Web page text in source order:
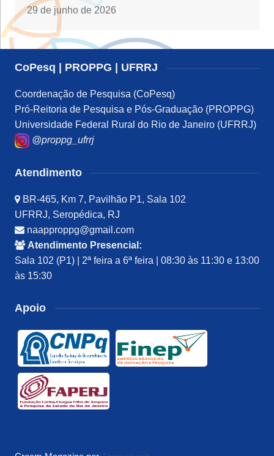
29 de junho de 2026
CoPesq | PROPPG | UFRRJ
Coordenação de Pesquisa (CoPesq)
Pró-Reitoria de Pesquisa e Pós-Graduação (PROPPG)
Universidade Federal Rural do Rio de Janeiro (UFRRJ)
@proppg_ufrrj
Atendimento
BR-465, Km 7, Pavilhão P1, Sala 102
UFRRJ, Seropédica, RJ
naapproppg@gmail.com
Atendimento Presencial:
Sala 102 (P1) | 2ª feira a 6ª feira | 08:30 às 11:30 e 13:00
às 15:30
Apoio